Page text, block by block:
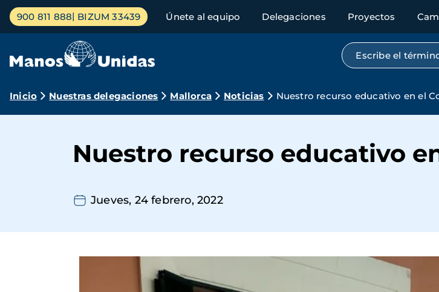
Pasar
contenido
Menú
principal
900 811 888 BIZUM 33439 Únete al equipo Delegaciones Proyectos
Búsqueda por
Ruta
navegación
Inicio Nuestras delegaciones Mallorca Noticias Nuestro recurso educativo en el
Nuestro recurso educativo
Jueves, 24 febrero, 2022